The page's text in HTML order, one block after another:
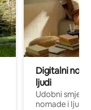
Digitalni
ljudi
Udobni
nomade i ljude